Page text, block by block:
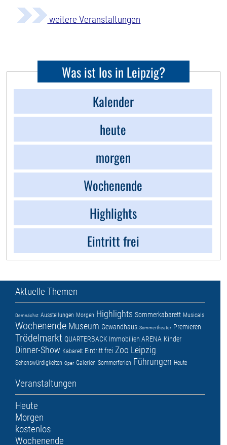
weitere Veranstaltungen
Was ist los in Leipzig?
Kalender
heute
morgen
Wochenende
Highlights
Eintritt frei
Aktuelle Themen
Demnächst Ausstellungen Morgen Highlights Sommerkabarett Musicals
Wochenende Museum Gewandhaus Sommertheater Premieren
Trödelmarkt QUARTERBACK Immobilien ARENA Kinder
Dinner-Show Kabarett Eintritt frei Zoo Leipzig
Sehenswürdigkeiten Oper Galerien Sommerferien Führungen Heute
Veranstaltungen
Heute
Morgen
kostenlos
Wochenende